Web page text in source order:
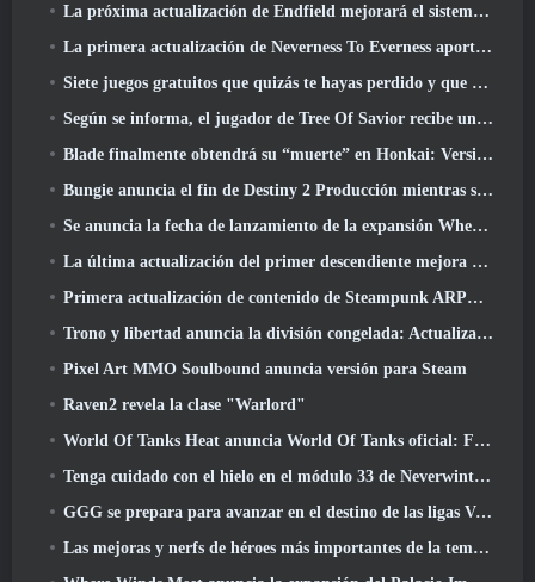
La próxima actualización de Endfield mejorará el sistema de fábrica
La primera actualización de Neverness To Everness aporta mucho a la mesa
Siete juegos gratuitos que quizás te hayas perdido y que forman parte del Steam Ocean Fest
Según se informa, el jugador de Tree Of Savior recibe un premio especial por gastar 100.000 dólares en el juego
Blade finalmente obtendrá su “muerte” en Honkai: Versión de riel en estrella 4.3
Bungie anuncia el fin de Destiny 2 Producción mientras se preparan para trabajar en nuevos proyectos
Se anuncia la fecha de lanzamiento de la expansión Where Winds Meet “Imperial Palace”
La última actualización del primer descendiente mejora el ciclo agrícola y actualiza el modo Embestida
Primera actualización de contenido de Steampunk ARPG Crystalfall para abordar las "preocupaciones clave de los jugadores"
Trono y libertad anuncia la división congelada: Actualización Nix
Pixel Art MMO Soulbound anuncia versión para Steam
Raven2 revela la clase "Warlord"
World Of Tanks Heat anuncia World Of Tanks oficial: Fecha de lanzamiento de HEAT
Tenga cuidado con el hielo en el módulo 33 de Neverwinter, Frío cortante
GGG se prepara para avanzar en el destino de las ligas Vaal de Path Of Exile 2 antes del lanzamiento del regreso de los Antiguos
Las mejoras y nerfs de héroes más importantes de la temporada 8